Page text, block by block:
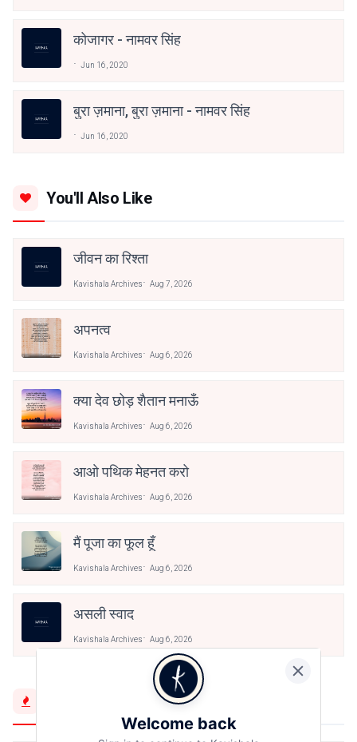
कोजागर - नामवर सिंह
Jun 16, 2020
बुरा ज़माना, बुरा ज़माना - नामवर सिंह
Jun 16, 2020
You'll Also Like
जीवन का रिश्ता
Kavishala Archives Aug 7, 2026
अपनत्व
Kavishala Archives Aug 6, 2026
क्या देव छोड़ शैतान मनाऊँ
Kavishala Archives Aug 6, 2026
आओ पथिक मेहनत करो
Kavishala Archives Aug 6, 2026
मैं पूजा का फूल हूँ
Kavishala Archives Aug 6, 2026
असली स्वाद
Kavishala Archives Aug 6, 2026
Welcome back